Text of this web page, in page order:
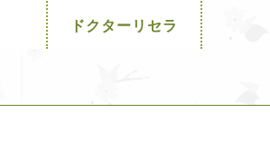
ドクターリセラ